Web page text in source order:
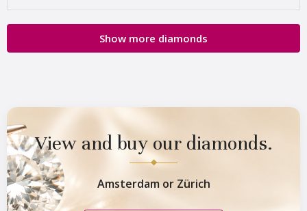
Van Amstel Munttoren
Van Amstel
€ 500excl. VAT
Show more diamonds
View and buy our diamonds.
Amsterdam or Zürich